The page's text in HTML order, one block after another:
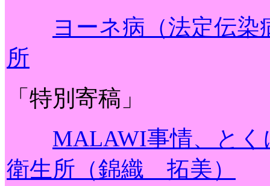
ヨーネ病（法定伝
所
「特別寄稿」
MALAWI事情、とく
衛生所（錦織 拓美）